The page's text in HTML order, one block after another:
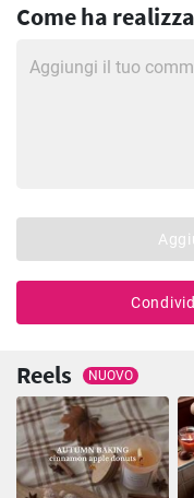
Come ha
Reels NUOVO